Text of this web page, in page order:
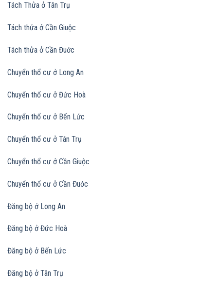
Tách Thửa ở Tân Trụ
Tách thửa ở Cần Giuộc
Tách thửa ở Cần Đuớc
Chuyển thổ cư ở Long An
Chuyển thổ cư ở Đức Hoà
Chuyển thổ cư ở Bến Lức
Chuyển thổ cư ở Tân Trụ
Chuyển thổ cư ở Cần Giuộc
Chuyển thổ cư ở Cần Đuớc
Đăng bộ ở Long An
Đăng bộ ở Đức Hoà
Đăng bộ ở Bến Lức
Đăng bộ ở Tân Trụ